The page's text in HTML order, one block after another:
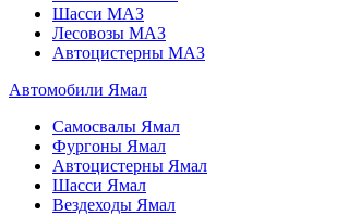
Шасси МАЗ
Лесовозы МАЗ
Автоцистерны МАЗ
Автомобили Ямал
Самосвалы Ямал
Фургоны Ямал
Автоцистерны Ямал
Шасси Ямал
Вездеходы Ямал